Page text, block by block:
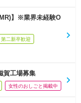
】※業界未経験O
第二新卒歓迎
賀工場募集
女性のおしごと掲載中